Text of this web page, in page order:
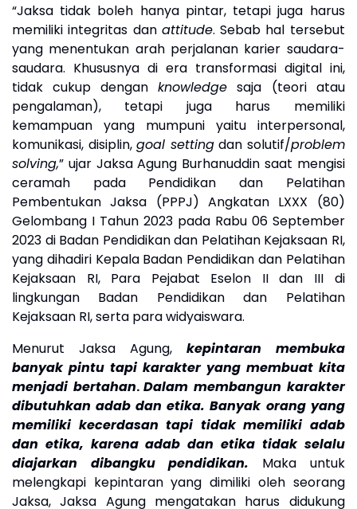
“Jaksa tidak boleh hanya pintar, tetapi juga harus
memiliki integritas dan attitude. Sebab hal tersebut
yang menentukan arah perjalanan karier saudara-
saudara. Khususnya di era transformasi digital ini,
tidak cukup denganknowledge saja (teori atau
pengalaman), tetapi juga harus memiliki
kemampuan yang mumpuni yaitu interpersonal,
komunikasi, disiplin,goal settingdan solutif/problem
solving,” ujar Jaksa Agung Burhanuddin saat mengisi
ceramah pada Pendidikan dan Pelatihan
Pembentukan Jaksa (PPPJ) Angkatan LXXX (80)
Gelombang I Tahun 2023 pada Rabu 06 September
2023 di Badan Pendidikan dan Pelatihan Kejaksaan RI,
yang dihadiri Kepala Badan Pendidikan dan Pelatihan
Kejaksaan RI, Para Pejabat Eselon II dan III di
lingkungan Badan Pendidikan dan Pelatihan
Kejaksaan RI, serta para widyaiswara.
Menurut Jaksa Agung, kepintaran membuka
banyak pintu tapi karakter yang membuat kita
menjadi bertahan.Dalam membangun karakter
dibutuhkan adab dan etika. Banyak orang yang
memiliki kecerdasan tapi tidak memiliki adab
dan etika, karena adab dan etika tidak selalu
diajarkan dibangku pendidikan.
Maka untuk
melengkapi kepintaran yang dimiliki oleh seorang
Jaksa, Jaksa Agung mengatakanharus didukung